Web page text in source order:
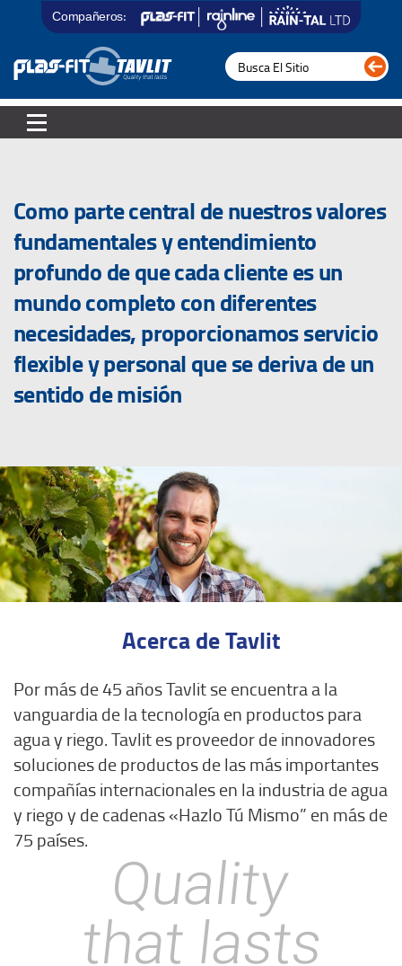
Compañeros:
Como parte central de nuestros valores
fundamentales y entendimiento
profundo de que cada cliente es un
mundo completo con diferentes
necesidades, proporcionamos servicio
flexible y personal que se deriva de un
sentido de misión
Acerca de Tavlit
Por más de 45 años Tavlit se encuentra a la
vanguardia de la tecnología en productos para
agua y riego.Tavlit es proveedor de innovadores
soluciones de productos de las más importantes
compañías internacionales en la industria de agua
y riego y de cadenas «Hazlo Tú Mismo” en más de
75 países.